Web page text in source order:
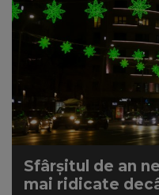
Sfârșitul de an
mai ridicate